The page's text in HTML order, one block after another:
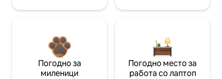
Погодно за
миленици
Погодно место за
работа со лаптоп